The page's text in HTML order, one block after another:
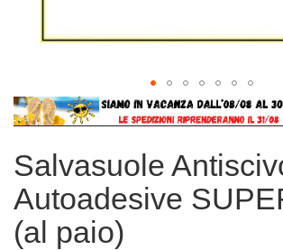
Vai
all'inizio
galleria
di
immagini
Salvasuole
Autoadesive
(al paio)